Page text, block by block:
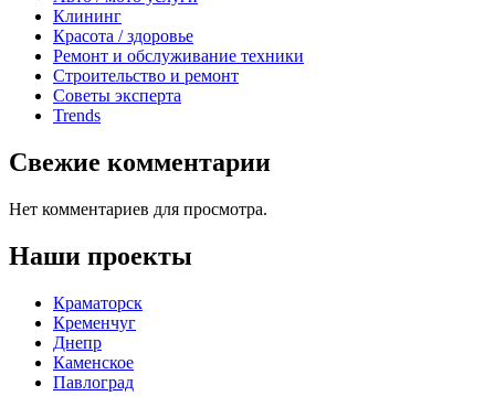
Клининг
Красота / здоровье
Ремонт и обслуживание техники
Строительство и ремонт
Советы эксперта
Trends
Свежие комментарии
Нет комментариев для просмотра.
Наши проекты
Краматорск
Кременчуг
Днепр
Каменское
Павлоград